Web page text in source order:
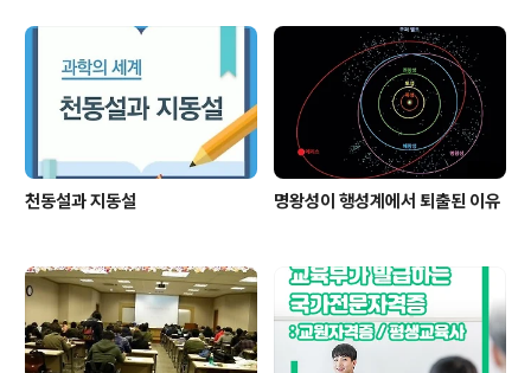
천동설과 지동설 명왕성이 행성계에서 퇴출된 이유